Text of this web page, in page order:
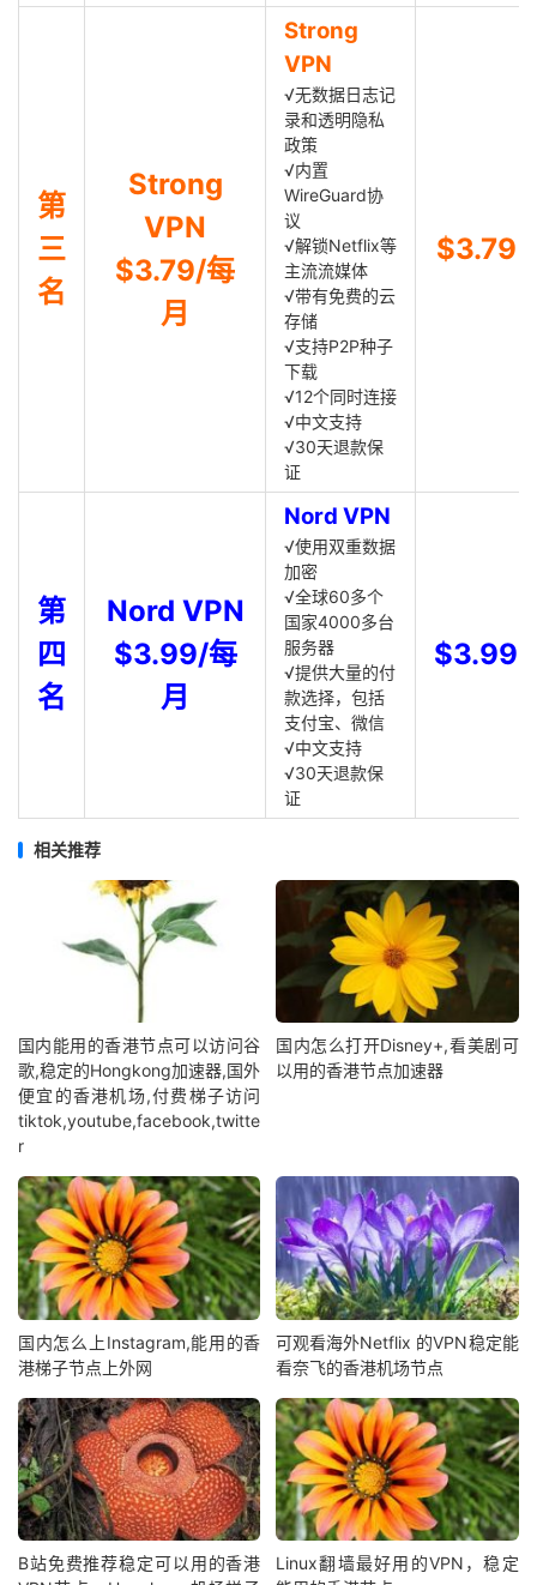
第
三
名
Strong
VPN
$3.79/每
月
Strong
VPN
√无数据日志记
录和透明隐私
政策
√内置
WireGuard协
议
√解锁Netflix等
主流流媒体
√带有免费的云
存储
√支持P2P种子
下载
√12个同时连接
√中文支持
√30天退款保
证
$3.79
第
四
名
Nord VPN
$3.99/每
月
Nord VPN
√使用双重数据
加密
√全球60多个
国家4000多台
服务器
√提供大量的付
款选择，包括
支付宝、微信
√中文支持
√30天退款保
证
$3.99
相关推荐
国内能用的香港节点可以访问谷
歌,稳定的Hongkong加速器,国外
便宜的香港机场,付费梯子访问
tiktok,youtube,facebook,twitte
r
国内怎么打开Disney+,看美剧可
以用的香港节点加速器
国内怎么上Instagram,能用的香
港梯子节点上外网
可观看海外Netflix 的VPN稳定能
看奈飞的香港机场节点
B站免费推荐稳定可以用的香港
Linux翻墙最好用的VPN，稳定